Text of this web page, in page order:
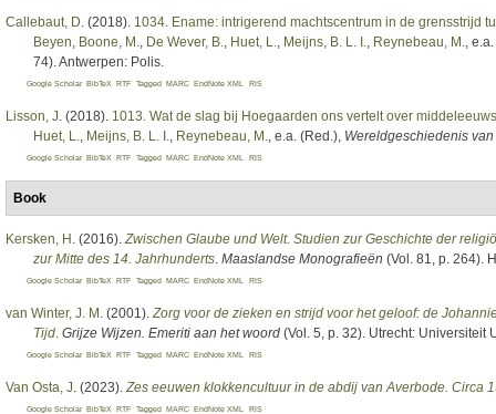
Callebaut, D . (2018). 1034. Ename: intrigerend machtscentrum in de grensstrijd
Beyen Boone, M. De Wever, B. Huet, L. Meijns, B. L. I. Reynebeau, M.
,
74). Antwerpen: Polis.
Google Scholar BibTeX RTF Tagged MARC EndNote XML RIS
Lisson, J . (2018). 1013. Wat de slag bij Hoegaarden ons vertelt over
Huet, L.
Meijns, B. L. I. Reynebeau, M. , e.a. (Red.) Wereldgeschiedenis
Google Scholar BibTeX RTF Tagged MARC EndNote XML RIS
Book
Kersken, H . (2016). Zwischen Glaube und Welt. Studien zur Geschichte der
zur Mitte des 14. Jahrhunderts Maaslandse Monografieën (Vol. 81, p. 264).
Google Scholar BibTeX RTF Tagged MARC EndNote XML RIS
van Winter, J. M . (2001). Zorg voor de zieken en strijd voor het geloof: de
Tijd Grijze Wijzen. Emeriti aan het woord (Vol. 5, p. 32). Utrecht: Universiteit
Google Scholar BibTeX RTF Tagged MARC EndNote XML RIS
Van Osta, J . (2023). Zes eeuwen klokkencultuur in de abdij van Averbode. Circa
Google Scholar BibTeX RTF Tagged MARC EndNote XML RIS